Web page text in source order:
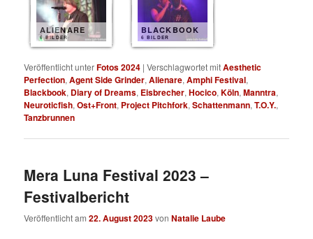
ALIENARE
6 BILDER
BLACKBOOK
6 BILDER
Veröffentlicht unterFotos 2024 |Verschlagwortet mitAesthetic
Perfection,Agent Side Grinder,Alienare,Amphi Festival,
Blackbook, Diary of Dreams, Eisbrecher,Hocico,Köln,Manntra,
Neuroticfish,Ost+Front, Project Pitchfork,Schattenmann,T.O.Y.,
Tanzbrunnen
Mera Luna Festival 2023 –
Festivalbericht
Veröffentlicht am22. August 2023vonNatalie Laube